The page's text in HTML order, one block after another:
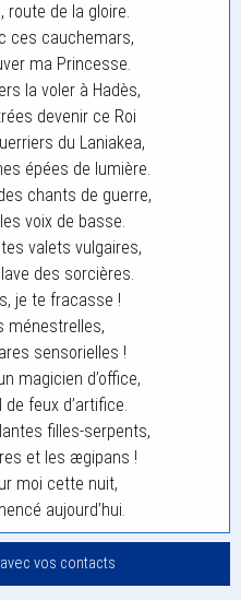
route de la gloire.
ces cauchemars,
ma Princesse.
la voler à Hadès,
devenir ce Roi
du Laniakea,
épées de lumière.
chants de guerre,
voix de basse.
valets vulgaires,
des sorcières.
je te fracasse !
ménestrelles,
sensorielles !
magicien d’office,
de feux d’artifice.
filles-serpents,
et les ægipans !
moi cette nuit,
aujourd’hui.
vos contacts